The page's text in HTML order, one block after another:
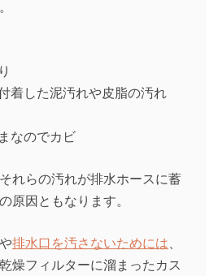
着した泥汚れや皮脂の汚れ
なのでカビ
れらの汚れが排水ホースに蓄
の原因ともなります。
排水口を汚さないためには
燥フィルターに溜まったカス